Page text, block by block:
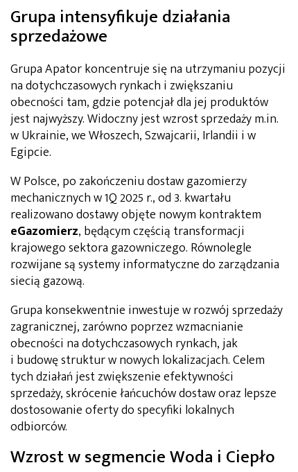
Grupa intensyfikuje działania
sprzedażowe
Grupa Apator koncentruje się na utrzymaniu pozycji
na dotychczasowych rynkach i zwiększaniu
obecności tam, gdzie potencjał dla jej produktów
jest najwyższy. Widoczny jest wzrost sprzedaży m.in.
w Ukrainie, we Włoszech, Szwajcarii, Irlandii i w
Egipcie.
W Polsce, po zakończeniu dostaw gazomierzy
mechanicznych w 1Q 2025 r., od 3. kwartału
realizowano dostawy objęte nowym kontraktem
eGazomierz, będącym częścią transformacji
krajowego sektora gazowniczego. Równolegle
rozwijane są systemy informatyczne do zarządzania
siecią gazową.
Grupa konsekwentnie inwestuje w rozwój sprzedaży
zagranicznej, zarówno poprzez wzmacnianie
obecności na dotychczasowych rynkach, jak
i budowę struktur w nowych lokalizacjach. Celem
tych działań jest zwiększenie efektywności
sprzedaży, skrócenie łańcuchów dostaw oraz lepsze
dostosowanie oferty do specyfiki lokalnych
odbiorców.
Wzrost w segmencie Woda i Ciepło